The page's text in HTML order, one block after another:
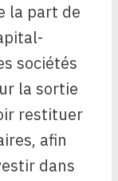
la part de
sociétés
la sortie
restituer
afin
dans